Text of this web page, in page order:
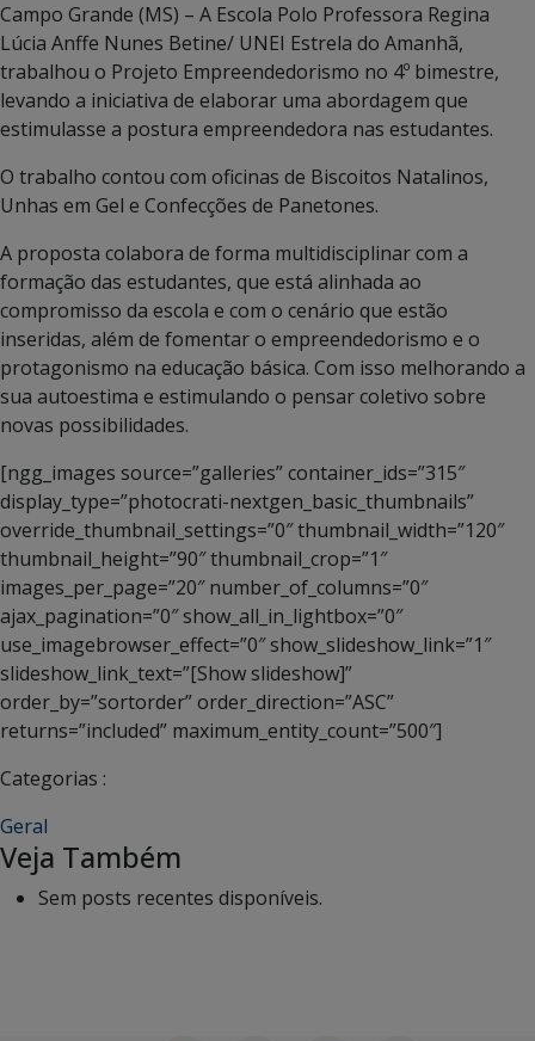
Campo Grande (MS) – A Escola Polo Professora Regina
Lúcia Anffe Nunes Betine/ UNEI Estrela do Amanhã,
trabalhou o Projeto Empreendedorismo no 4º bimestre,
levando a iniciativa de elaborar uma abordagem que
estimulasse a postura empreendedora nas estudantes.
O trabalho contou com oficinas de Biscoitos Natalinos,
Unhas em Gel e Confecções de Panetones.
A proposta colabora de forma multidisciplinar com a
formação das estudantes, que está alinhada ao
compromisso da escola e com o cenário que estão
inseridas, além de fomentar o empreendedorismo e o
protagonismo na educação básica. Com isso melhorando a
sua autoestima e estimulando o pensar coletivo sobre
novas possibilidades.
[ngg_images source=”galleries” container_ids=”315″
display_type=”photocrati-nextgen_basic_thumbnails”
override_thumbnail_settings=”0″ thumbnail_width=”120″
thumbnail_height=”90″ thumbnail_crop=”1″
images_per_page=”20″ number_of_columns=”0″
ajax_pagination=”0″ show_all_in_lightbox=”0″
use_imagebrowser_effect=”0″ show_slideshow_link=”1″
slideshow_link_text=”[Show slideshow]”
order_by=”sortorder” order_direction=”ASC”
returns=”included” maximum_entity_count=”500″]
Categorias :
Geral
Veja Também
Sem posts recentes disponíveis.